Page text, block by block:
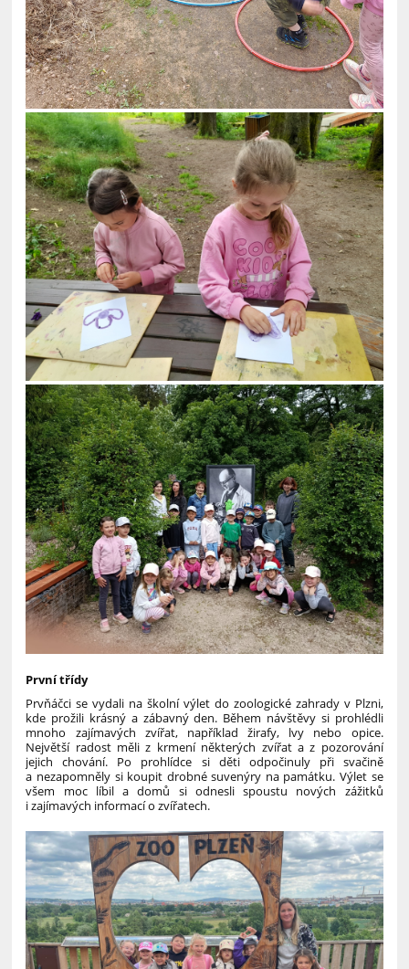
První třídy
Prvňáčci se vydali na školní výlet do zoologické zahrady v Plzni,
kde prožili krásný a zábavný den. Během návštěvy si prohlédli
mnoho zajímavých zvířat, například žirafy, lvy nebo opice.
Největší radost měli z krmení některých zvířat a z pozorování
jejich chování. Po prohlídce si děti odpočinuly při svačině
a nezapomněly si koupit drobné suvenýry na památku. Výlet se
všem moc líbil a domů si odnesli spoustu nových zážitků
i zajímavých informací o zvířatech.